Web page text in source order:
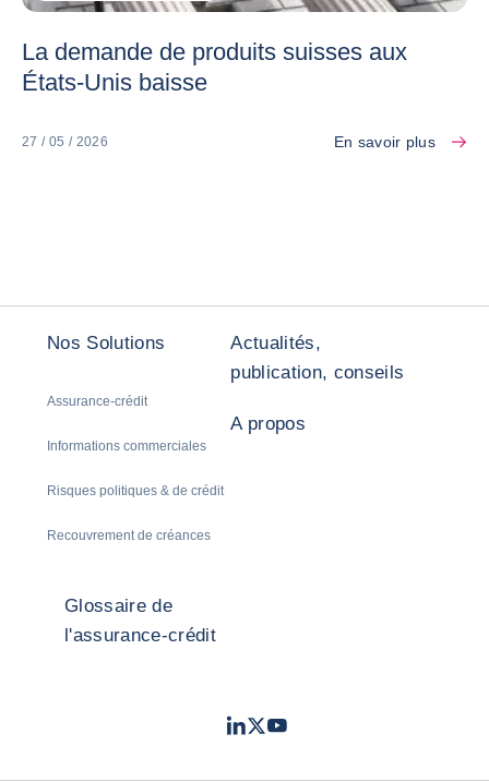
La demande de produits suisses aux
États-Unis baisse
27 / 05 / 2026 En savoir plus
Nos Solutions
Assurance-crédit
Informations commerciales
Risques politiques & de crédit
Recouvrement de créances
Actualités,
publication, conseils
A propos
Glossaire de
l'assurance-crédit
LinkedIn
TwitterYoutube